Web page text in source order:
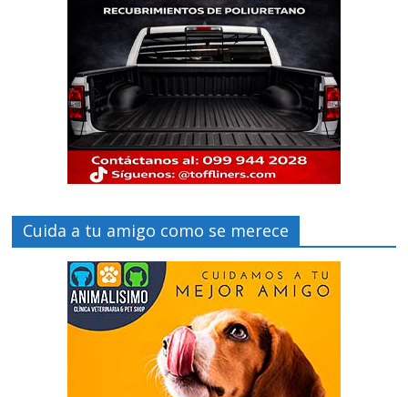
Cuida a tu amigo como se merece